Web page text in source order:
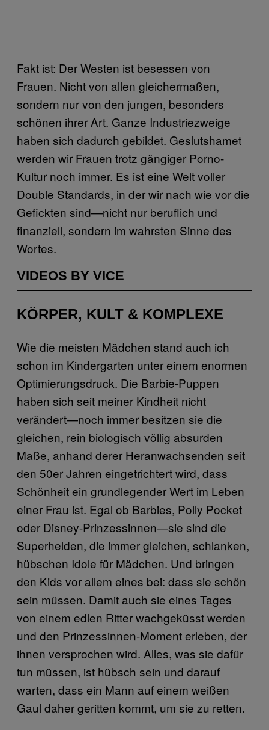
Fakt ist: Der Westen ist besessen von
Frauen. Nicht von allen gleichermaßen,
sondern nur von den jungen, besonders
schönen ihrer Art. Ganze Industriezweige
haben sich dadurch gebildet. Geslutshamet
werden wir Frauen trotz gängiger Porno-
Kultur noch immer. Es ist eine Welt voller
Double Standards, in der wir nach wie vor die
Gefickten sind—nicht nur beruflich und
finanziell, sondern im wahrsten Sinne des
Wortes.
VIDEOS BY VICE
KÖRPER, KULT & KOMPLEXE
Wie die meisten Mädchen stand auch ich
schon im Kindergarten unter einem enormen
Optimierungsdruck. Die Barbie-Puppen
haben sich seit meiner Kindheit nicht
verändert—noch immer besitzen sie die
gleichen, rein biologisch völlig absurden
Maße, anhand derer Heranwachsenden seit
den 50er Jahren eingetrichtert wird, dass
Schönheit ein grundlegender Wert im Leben
einer Frau ist. Egal ob Barbies, Polly Pocket
oder Disney-Prinzessinnen—sie sind die
Superhelden, die immer gleichen, schlanken,
hübschen Idole für Mädchen. Und bringen
den Kids vor allem eines bei: dass sie schön
sein müssen. Damit auch sie eines Tages
von einem edlen Ritter wachgeküsst werden
und den Prinzessinnen-Moment erleben, der
ihnen versprochen wird. Alles, was sie dafür
tun müssen, ist hübsch sein und darauf
warten, dass ein Mann auf einem weißen
Gaul daher geritten kommt, um sie zu retten.